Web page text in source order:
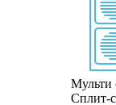
Мульти
Сплит-